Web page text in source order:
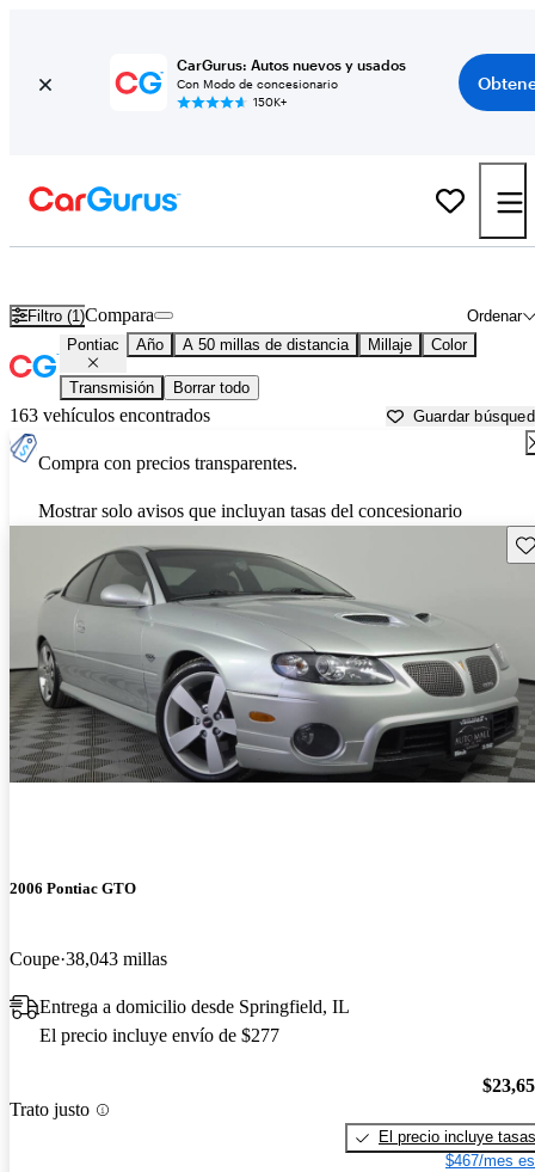
CarGurus: Autos nuevos y usados
Con Modo de concesionario
150K+
Filtro (1) Ordenar
Compara
Pontiac Año A 50 millas de distancia Millaje Color
Transmisión Borrar todo
163 vehículos encontrados Guardar
Compra con precios transparentes.
Mostrar solo avisos que incluyan tasas del concesionario
2006 Pontiac GTO
Coupe 38,043 millas
Entrega a domicilio desde Springfield, IL
El precio incluye envío de $277
Trato justo
El precio incluye tasas
$467/mes